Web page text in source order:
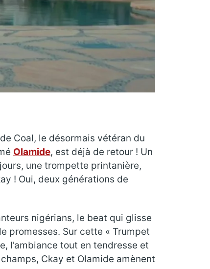
Coal, le désormais vétéran du
Olamide, est déjà de retour ! Un
une trompette printanière,
! Oui, deux générations de
nigérians, le beat qui glisse
promesses. Sur cette « Trumpet
l’ambiance tout en tendresse et
Ckay et Olamide amènent